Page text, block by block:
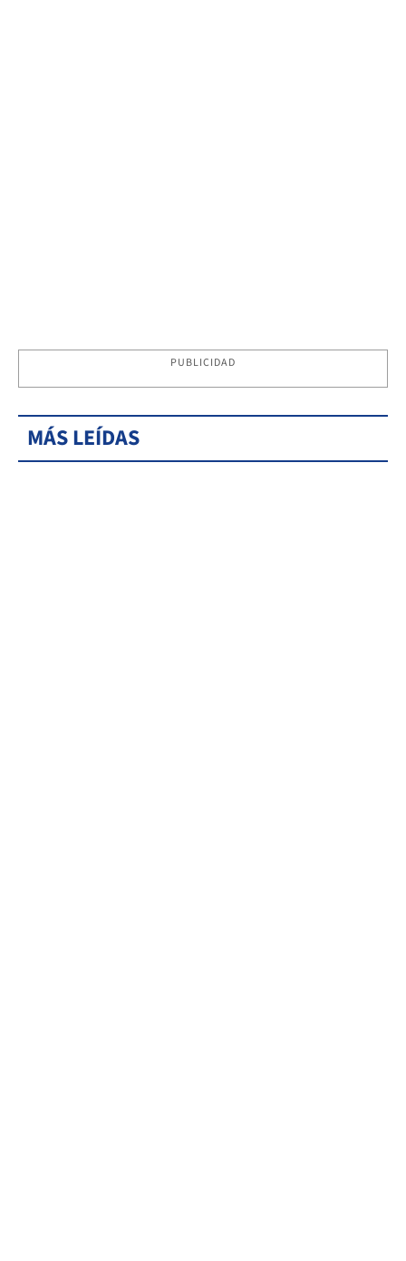
PUBLICIDAD
MÁS LEÍDAS